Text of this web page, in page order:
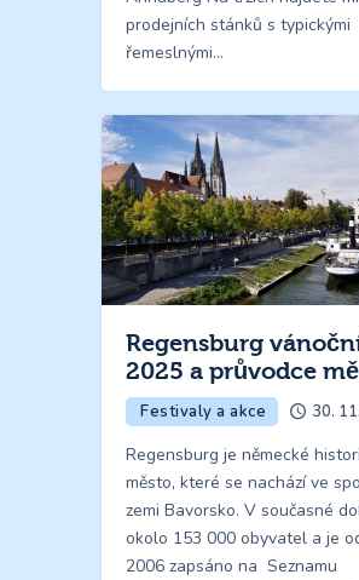
prodejních stánků s typickými
řemeslnými…
Regensburg
2025 a průvodce
Festivaly a akce 30.
Regensburg je německé
město, které se nachází ve
zemi Bavorsko. V současné
okolo 153 000 obyvatel a je
2006 zapsáno na Seznamu